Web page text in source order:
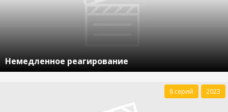
Немедленное реагирование
8 серий 2023